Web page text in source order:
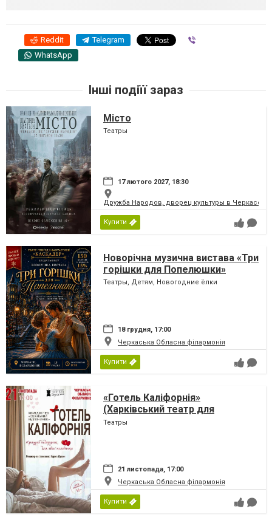
Reddit Telegram
WhatsApp
Інші подіїї зараз
Місто
Театры
17 лютого 2027, 18:30
Дружба Народов, дворец культуры в Черкассах
Купити
Новорічна музична вистава «Три
горішки для Попелюшки»
Театры, Детям, Новогодние ёлки
18 грудня, 17:00
Черкаська Обласна філармонія
Купити
«Готель Каліфорнія»
(Харківський театр для
дорослих)
Театры
21 листопада, 17:00
Черкаська Обласна філармонія
Купити